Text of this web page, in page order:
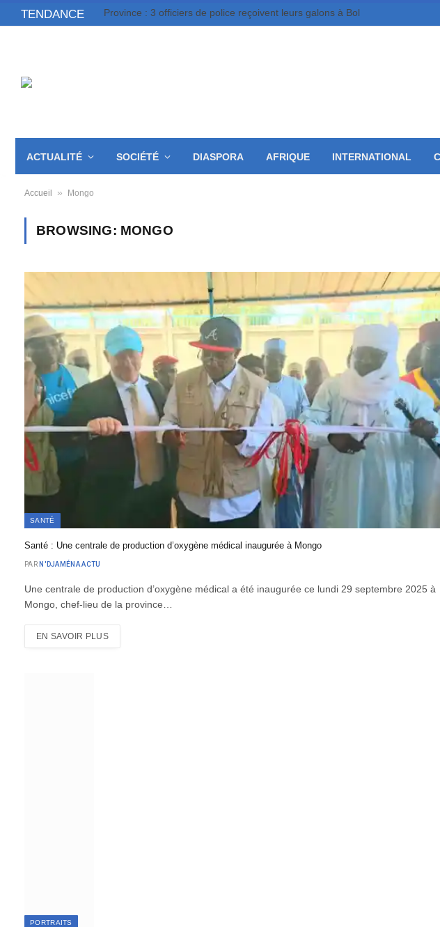
TENDANCE Province : 3 officiers de police reçoivent leurs galons à Bol
ACTUALITÉ SOCIÉTÉ DIASPORA AFRIQUE INTERNATIONAL
Accueil » Mongo
BROWSING: MONGO
SANTÉ
Santé : Une centrale de production d’oxygène médical inaugurée à Mongo
PAR N'DJAMÉNA ACTU
Une centrale de production d’oxygène médical a été inaugurée ce lundi 29 septembre 2025 à
Mongo, chef-lieu de la province…
EN SAVOIR PLUS
PORTRAITS